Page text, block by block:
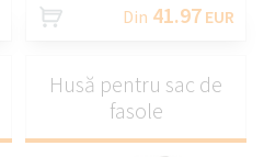
Din 41.97 EUR
Husă pentru sac de
fasole